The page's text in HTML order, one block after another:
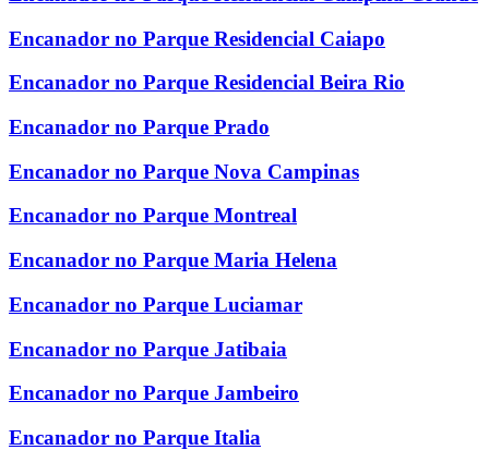
Encanador no Parque Residencial Caiapo
Encanador no Parque Residencial Beira Rio
Encanador no Parque Prado
Encanador no Parque Nova Campinas
Encanador no Parque Montreal
Encanador no Parque Maria Helena
Encanador no Parque Luciamar
Encanador no Parque Jatibaia
Encanador no Parque Jambeiro
Encanador no Parque Italia